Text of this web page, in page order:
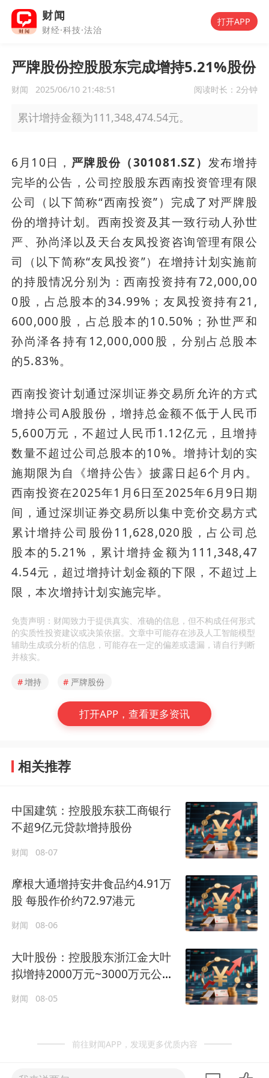
财闻
财经·科技·法治
打开APP
严牌股份控股股东完成增持5.21%股份
财闻 2025/06/10 21:48:51 阅读时长： 2分钟
累计增持金额为111,348,474.54元。
6月10日， 严牌股份（301081.SZ） 发布增持
完毕的公告，公司控股股东西南投资管理有限
公司（以下简称“西南投资”）完成了对严牌股
份的增持计划。西南投资及其一致行动人孙世
严、孙尚泽以及天台友凤投资咨询管理有限公
司（以下简称“友凤投资”）在增持计划实施前
的持股情况分别为：西南投资持有72,000,00
0股，占总股本的34.99%；友凤投资持有21,
600,000股，占总股本的10.50%；孙世严和
孙尚泽各持有12,000,000股，分别占总股本
的5.83%。
西南投资计划通过深圳证券交易所允许的方式
增持公司A股股份，增持总金额不低于人民币
5,600万元，不超过人民币1.12亿元，且增持
数量不超过公司总股本的10%。增持计划的实
施期限为自《增持公告》披露日起6个月内。
西南投资在2025年1月6日至2025年6月9日期
间，通过深圳证券交易所以集中竞价交易方式
累计增持公司股份11,628,020股，占公司总
股本的5.21%，累计增持金额为111,348,47
4.54元，超过增持计划金额的下限，不超过上
限，本次增持计划实施完毕。
免责声明：财闻致力于提供真实、准确的信息，但不构成任何形式
的实质性投资建议或决策依据。文章中可能存在涉及人工智能模型
辅助生成或分析的信息，可能存在一定的偏差或遗漏，请自行判断
并核实。
#增持 # 严牌股份
打开APP，查看更多资讯
相关推荐
中国建筑：控股股东获工商银行
不超9亿元贷款增持股份
财闻 08-07
摩根大通增持安井食品约4.91万
股 每股作价约72.97港元
财闻 08-06
大叶股份：控股股东浙江金大叶
拟增持2000万元~3000万元公司
财闻 08-05
前往财闻APP，发现更多优质内容